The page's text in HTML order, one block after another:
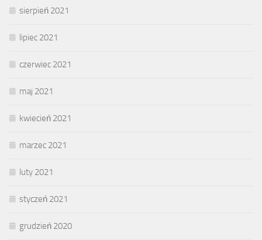
sierpień 2021
lipiec 2021
czerwiec 2021
maj 2021
kwiecień 2021
marzec 2021
luty 2021
styczeń 2021
grudzień 2020